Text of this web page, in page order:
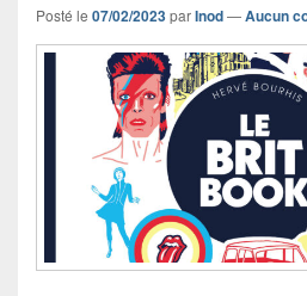
Posté le 07/02/2023parInod—Aucun